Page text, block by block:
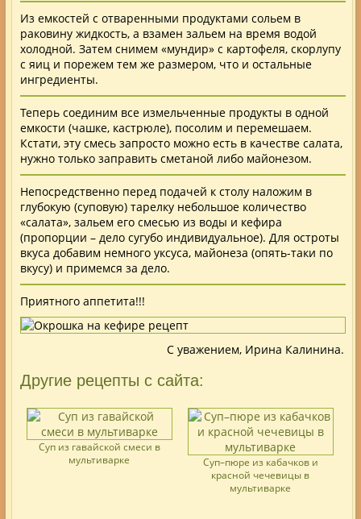
Из емкостей с отваренными продуктами сольем в
раковину жидкость, а взамен зальем на время водой
холодной. Затем снимем «мундир» с картофеля, скорлупу
с яиц и порежем тем же размером, что и остальные
ингредиенты.
Теперь соединим все измельченные продукты в одной
емкости (чашке, кастрюле), посолим и перемешаем.
Кстати, эту смесь запросто можно есть в качестве салата,
нужно только заправить сметаной либо майонезом.
Непосредственно перед подачей к столу наложим в
глубокую (суповую) тарелку небольшое количество
«салата», зальем его смесью из воды и кефира
(пропорции – дело сугубо индивидуальное). Для остроты
вкуса добавим немного уксуса, майонеза (опять-таки по
вкусу) и примемся за дело.
Приятного аппетита!!!
С уважением, Ирина Калинина.
Другие рецепты с сайта:
Суп из гавайской смеси в
мультиварке
Суп–пюре из кабачков и
красной чечевицы в
мультиварке